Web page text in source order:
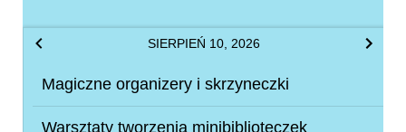
SIERPIEŃ 10, 2026
Magiczne organizery i skrzyneczki
Warsztaty tworzenia minibiblioteczek